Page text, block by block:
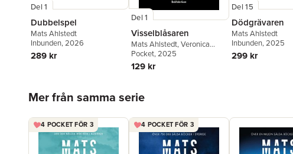
Del 1
Dubbelspel
Mats Ahlstedt
Inbunden, 2026
289 kr
Del 1
Visselblåsaren
Mats Ahlstedt,Veronica
Ahlstedt McCleave
Pocket, 2025
129 kr
Del 15
Dödgrävaren
Mats Ahlstedt
Inbunden, 2025
299 kr
Mer från samma serie
4 POCKET FÖR 3 4 POCKET FÖR 3